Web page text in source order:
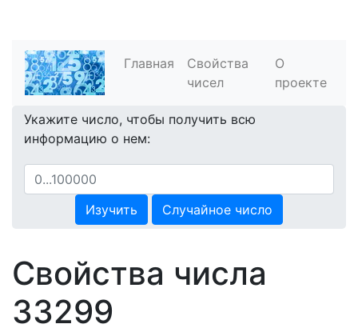
Главная
Свойства
чисел
О
проекте
Укажите число, чтобы получить всю
информацию о нем:
Изучить Случайное число
Свойства числа
33299